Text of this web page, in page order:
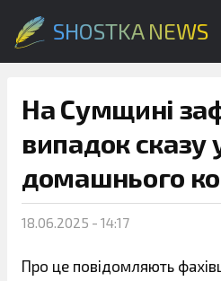
SHOSTKA NEWS
На Сумщині
випадок сказу
домашнього
18.06.2025 - 14:17
Про це повідомляють